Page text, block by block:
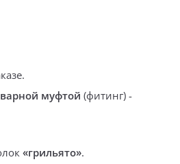
муфтой (фитинг) -
«грильято».